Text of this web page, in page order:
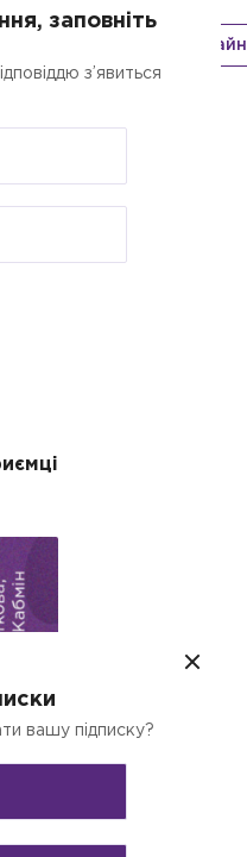
Кредити для бізнесу онлайн
заповніть
з’явиться
вашу підписку?